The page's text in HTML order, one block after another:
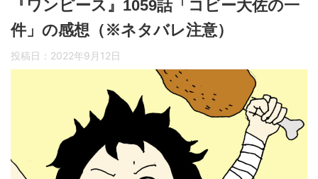
『ワンピース』1059話「コビー大佐の一
件」の感想（※ネタバレ注意）
投稿日： 2022年9月12日